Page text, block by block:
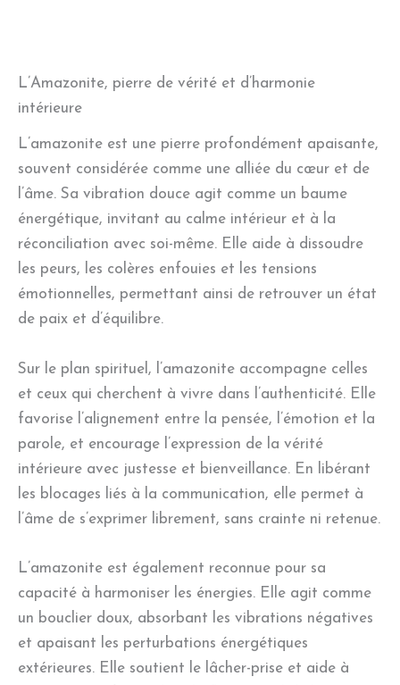
L’Amazonite, pierre de vérité et d’harmonie
intérieure
L’amazonite est une pierre profondément apaisante,
souvent considérée comme une alliée du cœur et de
l’âme. Sa vibration douce agit comme un baume
énergétique, invitant au calme intérieur et à la
réconciliation avec soi-même. Elle aide à dissoudre
les peurs, les colères enfouies et les tensions
émotionnelles, permettant ainsi de retrouver un état
de paix et d’équilibre.
Sur le plan spirituel, l’amazonite accompagne celles
et ceux qui cherchent à vivre dans l’authenticité. Elle
favorise l’alignement entre la pensée, l’émotion et la
parole, et encourage l’expression de la vérité
intérieure avec justesse et bienveillance. En libérant
les blocages liés à la communication, elle permet à
l’âme de s’exprimer librement, sans crainte ni retenue.
L’amazonite est également reconnue pour sa
capacité à harmoniser les énergies. Elle agit comme
un bouclier doux, absorbant les vibrations négatives
et apaisant les perturbations énergétiques
extérieures. Elle soutient le lâcher-prise et aide à